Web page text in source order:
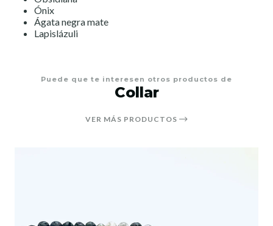
Ónix
Ágata negra mate
Lapislázuli
Puede que te interesen otros productos de
Collar
VER MÁS PRODUCTOS